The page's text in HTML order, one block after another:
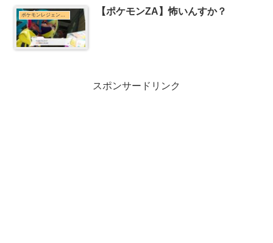
【ポケモンZA】怖いんすか？
スポンサードリンク